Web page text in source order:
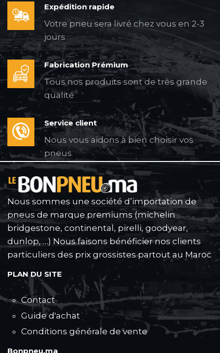
Expédition rapide
Votre pneu sera livré chez vous en 2-3
jours
Fabrication Prémium
Tous nos produits sont de très grande
qualité
Service client
Nous vous aidons à bien choisir vos
pneus
Nous sommes une société d’importation de
pneus de marque premiums (michelin
bridgestone, continental, pirelli, goodyear,
dunlop, …) Nous faisons bénéficier nos clients
particuliers des prix grossistes partout au Maroc
PLAN DU SITE
Contact
Guide d'achat
Conditions générale de vente
Bonpneu.ma